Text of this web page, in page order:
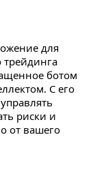
для
трейдинга
ботом
С его
риски и
от вашего